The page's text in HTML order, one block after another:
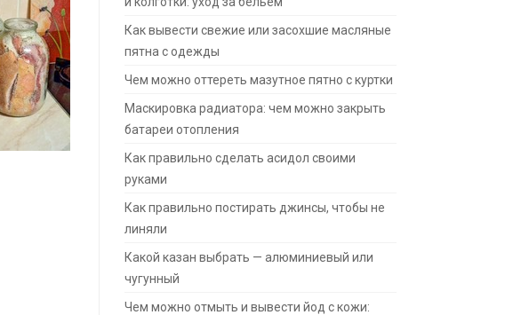
Как вывести свежие или засохшие масляные
пятна с одежды
Чем можно оттереть мазутное пятно с куртки
Маскировка радиатора: чем можно закрыть
батареи отопления
Как правильно сделать асидол своими
руками
Как правильно постирать джинсы, чтобы не
линяли
Какой казан выбрать — алюминиевый или
чугунный
Чем можно отмыть и вывести йод с кожи: